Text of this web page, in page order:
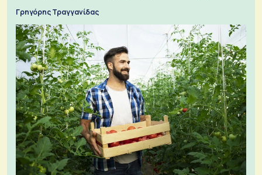
Γρηγόρης Τραγγανίδας